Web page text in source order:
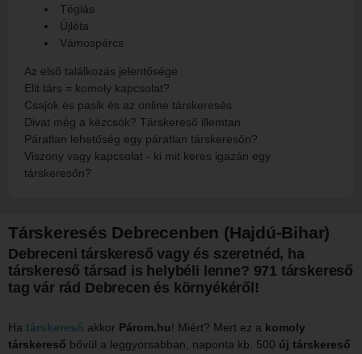
Téglás
Újléta
Vámospércs
Az első találkozás jelentősége
Elit társ = komoly kapcsolat?
Csajok és pasik és az online társkeresés
Divat még a kézcsók? Társkereső illemtan
Páratlan lehetőség egy páratlan társkeresőn?
Viszony vagy kapcsolat - ki mit keres igazán egy
társkeresőn?
Társkeresés Debrecenben (Hajdú-Bihar)
Debreceni társkereső vagy és szeretnéd, ha
társkereső társad is helybéli lenne? 971 társkereső
tag vár rád Debrecen és környékéről!
Ha társkereső akkor Párom.hu! Miért? Mert ez a komoly
társkereső bővül a leggyorsabban, naponta kb. 500 új társkereső